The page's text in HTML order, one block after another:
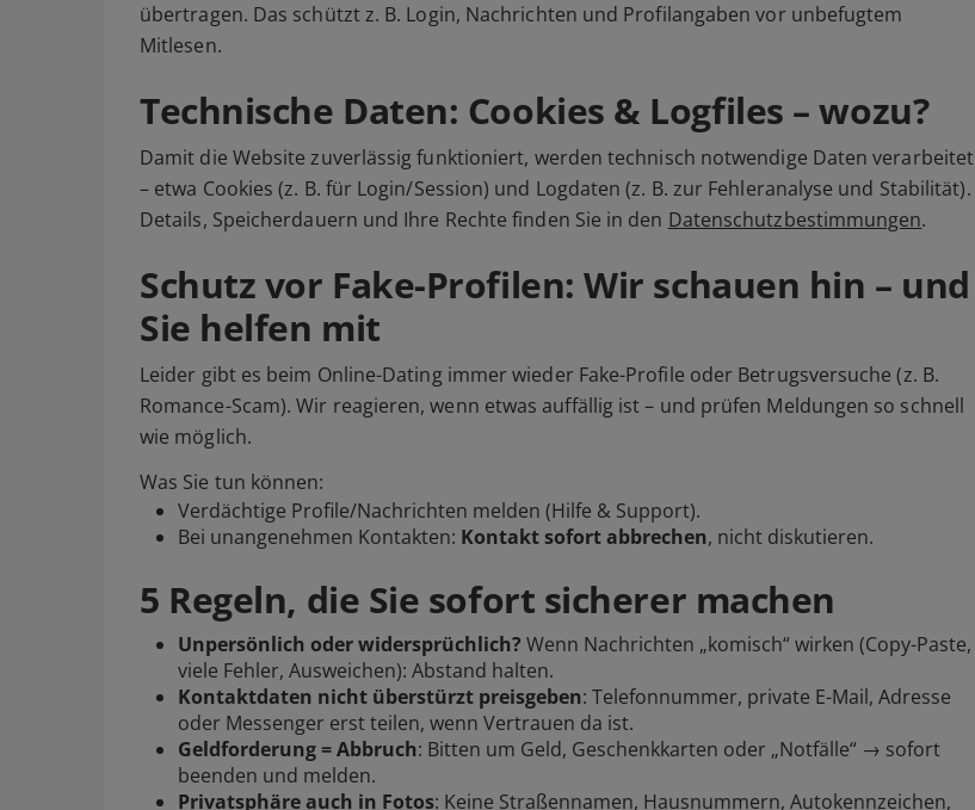
übertragen. Das schützt z. B. Login, Nachrichten und Profilangaben vor unbefugtem
Mitlesen.
Technische Daten: Cookies & Logfiles – wozu?
Damit die Website zuverlässig funktioniert, werden technisch notwendige Daten verarbeitet
– etwa Cookies (z. B. für Login/Session) und Logdaten (z. B. zur Fehleranalyse und Stabilität).
Details, Speicherdauern und Ihre Rechte finden Sie in den Datenschutzbestimmungen.
Schutz vor Fake-Profilen: Wir schauen hin – und
Sie helfen mit
Leider gibt es beim Online-Dating immer wieder Fake-Profile oder Betrugsversuche (z. B.
Romance-Scam). Wir reagieren, wenn etwas auffällig ist – und prüfen Meldungen so schnell
wie möglich.
Was Sie tun können:
Verdächtige Profile/Nachrichten melden (Hilfe & Support).
Bei unangenehmen Kontakten: Kontakt sofort abbrechen, nicht diskutieren.
5 Regeln, die Sie sofort sicherer machen
Unpersönlich oder widersprüchlich? Wenn Nachrichten „komisch“ wirken (Copy-Paste,
viele Fehler, Ausweichen): Abstand halten.
Kontaktdaten nicht überstürzt preisgeben: Telefonnummer, private E-Mail, Adresse
oder Messenger erst teilen, wenn Vertrauen da ist.
Geldforderung = Abbruch: Bitten um Geld, Geschenkkarten oder „Notfälle“ → sofort
beenden und melden.
Privatsphäre auch in Fotos: Keine Straßennamen, Hausnummern, Autokennzeichen,